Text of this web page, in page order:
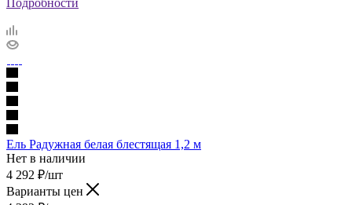
Ель Радужная белая блестящая 1,2 м
Нет в наличии
4 292 ₽/шт
Варианты цен